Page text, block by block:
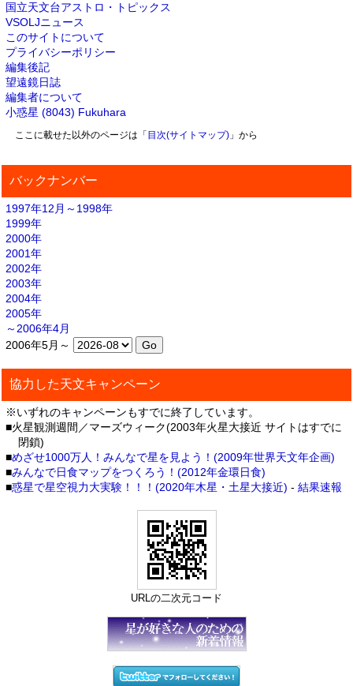
国立天文台アストロ・トピックス
VSOLJニュース
このサイトについて
プライバシーポリシー
編集後記
望遠鏡日誌
編集者について
小惑星 (8043) Fukuhara
ここに載せた以外のページは「 目次(サイトマップ)」から
バックナンバー
1997年12月～1998年
1999年
2000年
2001年
2002年
2003年
2004年
2005年
～2006年4月
2006年5月～
協力した天文キャンペーン
※いずれのキャンペーンもすでに終了しています。
■火星観測週間／マーズウィーク(2003年火星大接近 サイトはすでに
閉鎖)
■めざせ1000万人！みんなで星を見よう！(2009年世界天文年企画)
■みんなで日食マップをつくろう！(2012年金環日食)
■惑星で星空視力大実験！！！(2020年木星・土星大接近) - 結果速報
URLの二次元コード